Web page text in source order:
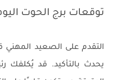
توقعات برج الحوت
التقدم على الصعيد المهني
يحدث بالتأكيد. قد يُكلفك